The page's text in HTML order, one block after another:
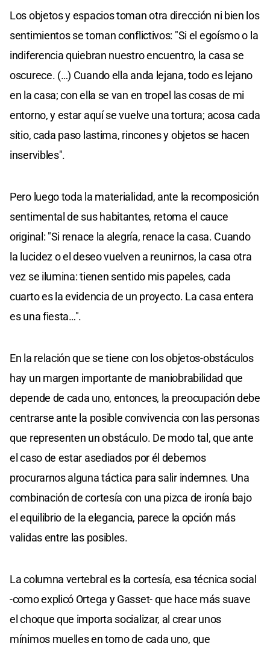
Los objetos y espacios toman otra dirección ni bien los
sentimientos se tornan conflictivos: "Si el egoísmo o la
indiferencia quiebran nuestro encuentro, la casa se
oscurece. (…) Cuando ella anda lejana, todo es lejano
en la casa; con ella se van en tropel las cosas de mi
entorno, y estar aquí se vuelve una tortura; acosa cada
sitio, cada paso lastima, rincones y objetos se hacen
inservibles".
Pero luego toda la materialidad, ante la recomposición
sentimental de sus habitantes, retoma el cauce
original: "Si renace la alegría, renace la casa. Cuando
la lucidez o el deseo vuelven a reunirnos, la casa otra
vez se ilumina: tienen sentido mis papeles, cada
cuarto es la evidencia de un proyecto. La casa entera
es una fiesta…".
En la relación que se tiene con los objetos-obstáculos
hay un margen importante de maniobrabilidad que
depende de cada uno, entonces, la preocupación debe
centrarse ante la posible convivencia con las personas
que representen un obstáculo. De modo tal, que ante
el caso de estar asediados por él debemos
procurarnos alguna táctica para salir indemnes. Una
combinación de cortesía con una pizca de ironía bajo
el equilibrio de la elegancia, parece la opción más
validas entre las posibles.
La columna vertebral es la cortesía, esa técnica social
-como explicó Ortega y Gasset- que hace más suave
el choque que importa socializar, al crear unos
mínimos muelles en torno de cada uno, que